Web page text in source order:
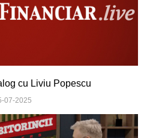
cu Liviu Popescu
07-2025